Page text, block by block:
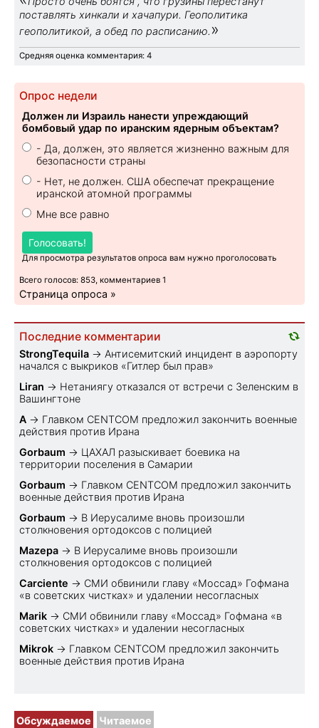
поставлять хинкали и хачапури. Геополитика
геополитикой, а обед по расписанию. »
Средняя оценка комментария: 4
Опрос недели
Должен ли Израиль нанести упреждающий
бомбовый удар по иранским ядерным объектам?
- Да, должен, это является жизненно важным для
безопасности страны
- Нет, не должен. США обеспечат прекращение
иранской атомной программы
Мне все равно
Голосовать!
Для просмотра результатов опроса вам нужно проголосовать
Всего голосов: 853, комментариев 1
Страница опроса »
Последние комментарии
StrongTequila → Антисемитский инцидент в аэропорту
начался с выкриков «Гитлер был прав»
Liran → Нетаниягу отказался от встречи с Зеленским в
Вашингтоне
A → Главком CENTCOM предложил закончить военные
действия против Ирана
Gorbaum → ЦАХАЛ разыскивает боевика на
территории поселения в Самарии
Gorbaum → Главком CENTCOM предложил закончить
военные действия против Ирана
Gorbaum → В Иерусалиме вновь произошли
столкновения ортодоксов с полицией
Mazepa → В Иерусалиме вновь произошли
столкновения ортодоксов с полицией
Carciente → СМИ обвинили главу «Моссад» Гофмана
«в советских чистках» и удалении несогласных
Marik → СМИ обвинили главу «Моссад» Гофмана «в
советских чистках» и удалении несогласных
Mikrok → Главком CENTCOM предложил закончить
военные действия против Ирана
Обсуждаемое Читаемое